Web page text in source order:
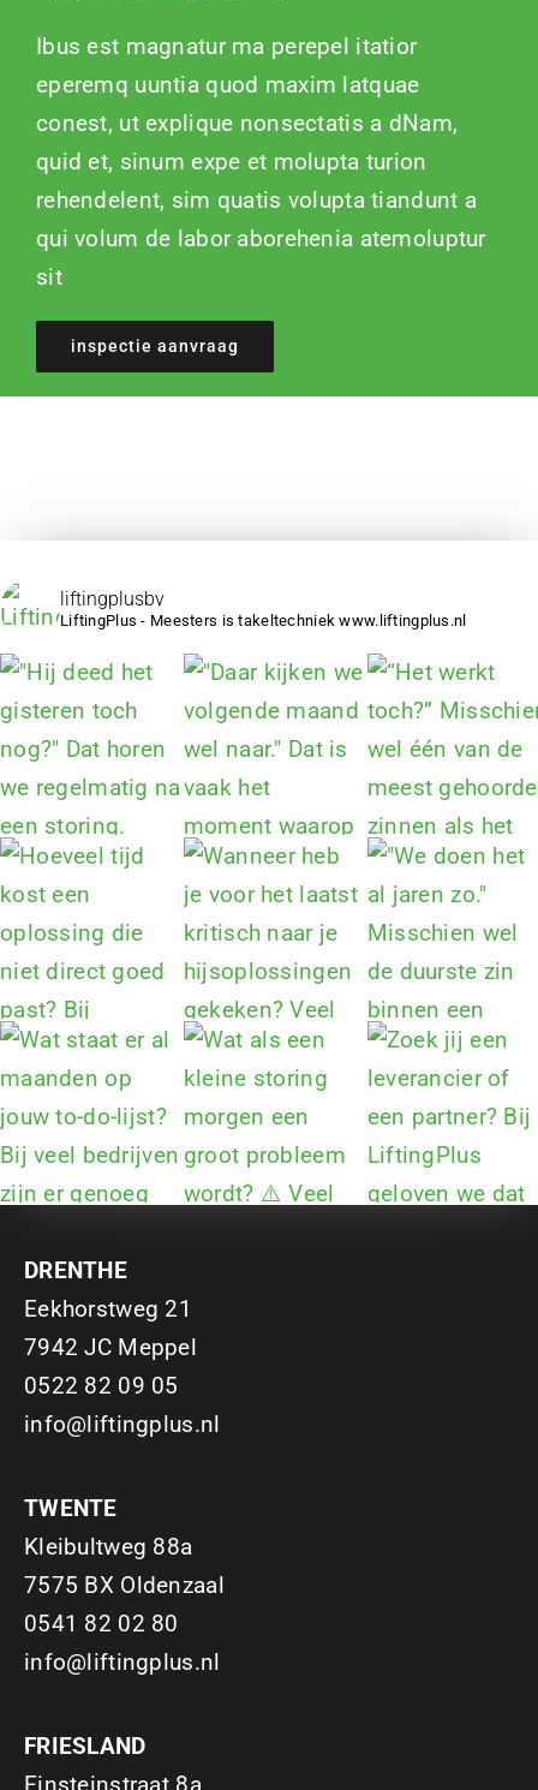
Ibus est magnatur ma perepel itatior
eperemq uuntia quod maxim latquae
conest, ut explique nonsectatis a dNam,
quid et, sinum expe et molupta turion
rehendelent, sim quatis volupta tiandunt a
qui volum de labor aborehenia atemoluptur
sit
inspectie aanvraag
liftingplusbv
LiftingPlus - Meesters is takeltechniek www.liftingplus.nl
DRENTHE
Eekhorstweg 21
7942 JC Meppel
0522 82 09 05
info@liftingplus.nl
TWENTE
Kleibultweg 88a
7575 BX Oldenzaal
0541 82 02 80
info@liftingplus.nl
FRIESLAND